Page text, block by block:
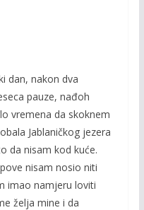
dan, nakon dva
pauze, nađoh
vremena da skoknem
Jablaničkog jezera
da nisam kod kuće.
nisam nosio niti
imao namjeru loviti
želja mine i da